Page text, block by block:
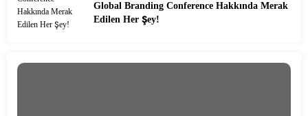
Global Branding Conference Hakkında Merak
Edilen Her Şey!